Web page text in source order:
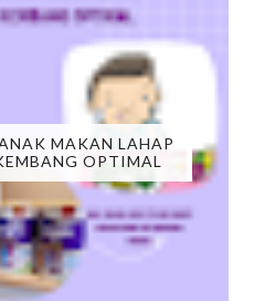
MAKAN LAHAP
OPTIMAL